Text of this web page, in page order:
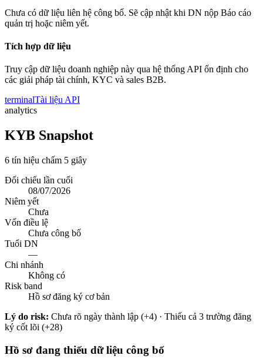
Chưa có dữ liệu liên hệ công bố. Sẽ cập nhật khi DN nộp Báo cáo
quản trị hoặc niêm yết.
Tích hợp dữ liệu
Truy cập dữ liệu doanh nghiệp này qua hệ thống API ổn định cho
các giải pháp tài chính, KYC và sales B2B.
terminalTài liệu API
analytics
KYB Snapshot
6 tín hiệu chấm 5 giây
Đối chiếu lần cuối
08/07/2026
Niêm yết
Chưa
Vốn điều lệ
Chưa công bố
Tuổi DN
—
Chi nhánh
Không có
Risk band
Hồ sơ đăng ký cơ bản
Lý do risk: Chưa rõ ngày thành lập (+4) · Thiếu cả 3 trường đăng
ký cốt lõi (+28)
Hồ sơ đang thiếu dữ liệu công bố